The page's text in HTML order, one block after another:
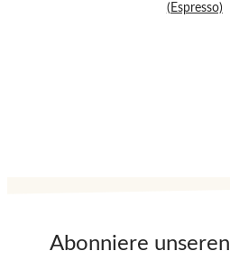
(Espresso)
Abonniere unseren